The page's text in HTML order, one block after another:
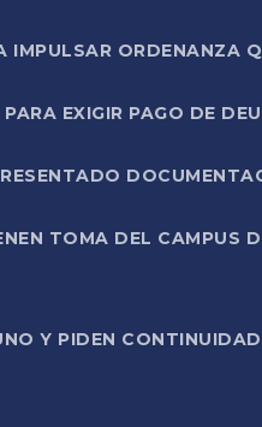
IMPULSAR ORDENANZA
EXIGIR PAGO DE
TOMA DEL CAMPUS
Y PIDEN